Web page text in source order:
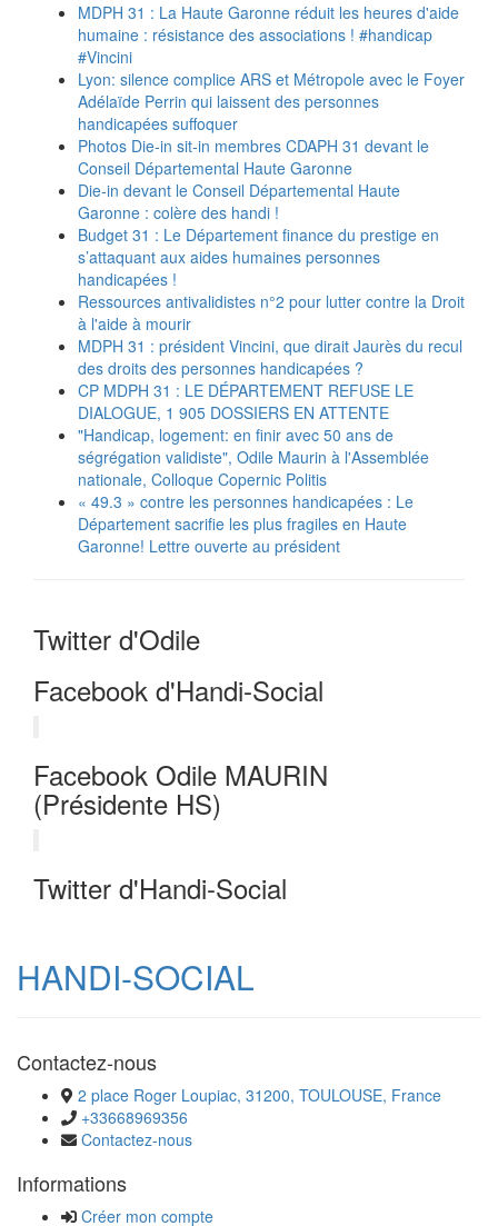
MDPH 31 : La Haute Garonne réduit les heures d'aide
humaine : résistance des associations ! #handicap
#Vincini
Lyon: silence complice ARS et Métropole avec le Foyer
Adélaïde Perrin qui laissent des personnes
handicapées suffoquer
Photos Die-in sit-in membres CDAPH 31 devant le
Conseil Départemental Haute Garonne
Die-in devant le Conseil Départemental Haute
Garonne : colère des handi !
Budget 31 : Le Département finance du prestige en
s’attaquant aux aides humaines personnes
handicapées !
Ressources antivalidistes n°2 pour lutter contre la Droit
à l'aide à mourir
MDPH 31 : président Vincini, que dirait Jaurès du recul
des droits des personnes handicapées ?
CP MDPH 31 : LE DÉPARTEMENT REFUSE LE
DIALOGUE, 1 905 DOSSIERS EN ATTENTE
"Handicap, logement: en finir avec 50 ans de
ségrégation validiste", Odile Maurin à l'Assemblée
nationale, Colloque Copernic Politis
« 49.3 » contre les personnes handicapées : Le
Département sacrifie les plus fragiles en Haute
Garonne! Lettre ouverte au président
Twitter d'Odile
Facebook d'Handi-Social
Facebook Odile MAURIN
(Présidente HS)
Twitter d'Handi-Social
HANDI-SOCIAL
Contactez-nous
2 place Roger Loupiac, 31200, TOULOUSE, France
+33668969356
Contactez-nous
Informations
Créer mon compte